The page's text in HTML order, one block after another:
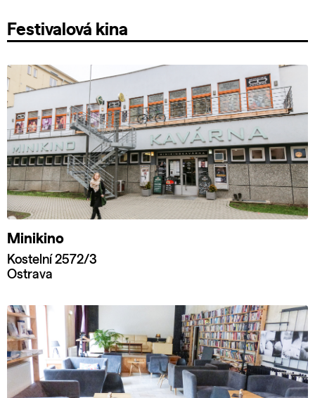
Festivalová kina
Minikino
Kostelní 2572/3
Ostrava